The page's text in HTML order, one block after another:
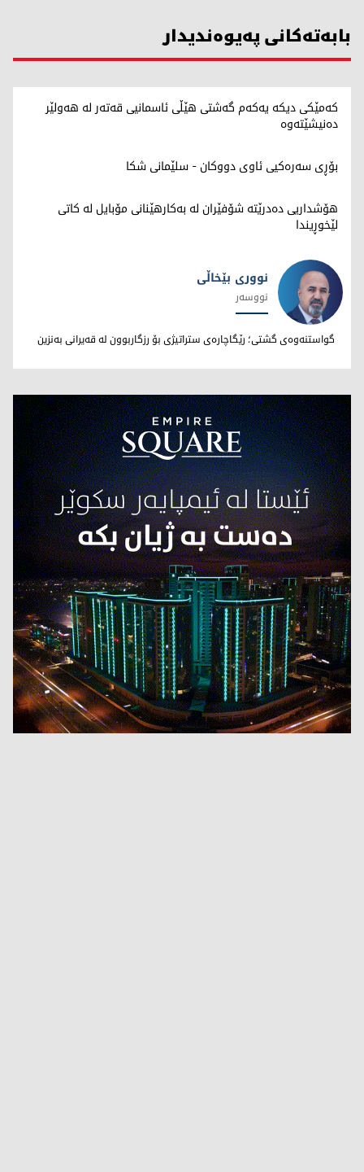
بابەتەکانی پەیوەندیدار
کەمێکی دیکە یەکەم گەشتی هێڵی ئاسمانیی قەتەر لە هەولێر
دەنیشێتەوە
بۆڕی سەرەکیی ئاوی دووکان - سلێمانی شکا
هۆشداریی دەدرێتە شۆفێران لە بەکارهێنانی مۆبایل لە کاتی
لێخوڕیندا
نووری بێخاڵی
نووری بێخاڵی
نووسەر
گواستنەوەی گشتی؛ رێگاچارەی ستراتیژی بۆ رزگاربوون لە قەیرانی بەنزین